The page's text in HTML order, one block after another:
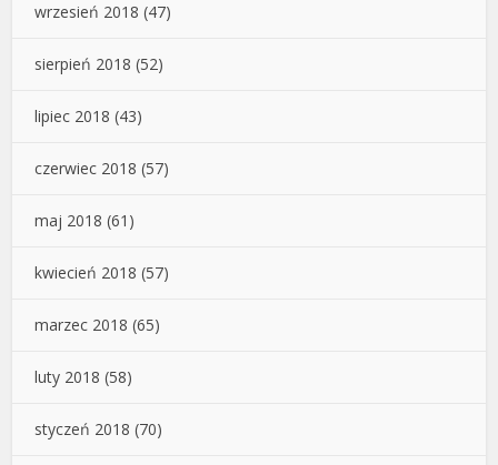
wrzesień 2018 (47)
sierpień 2018 (52)
lipiec 2018 (43)
czerwiec 2018 (57)
maj 2018 (61)
kwiecień 2018 (57)
marzec 2018 (65)
luty 2018 (58)
styczeń 2018 (70)